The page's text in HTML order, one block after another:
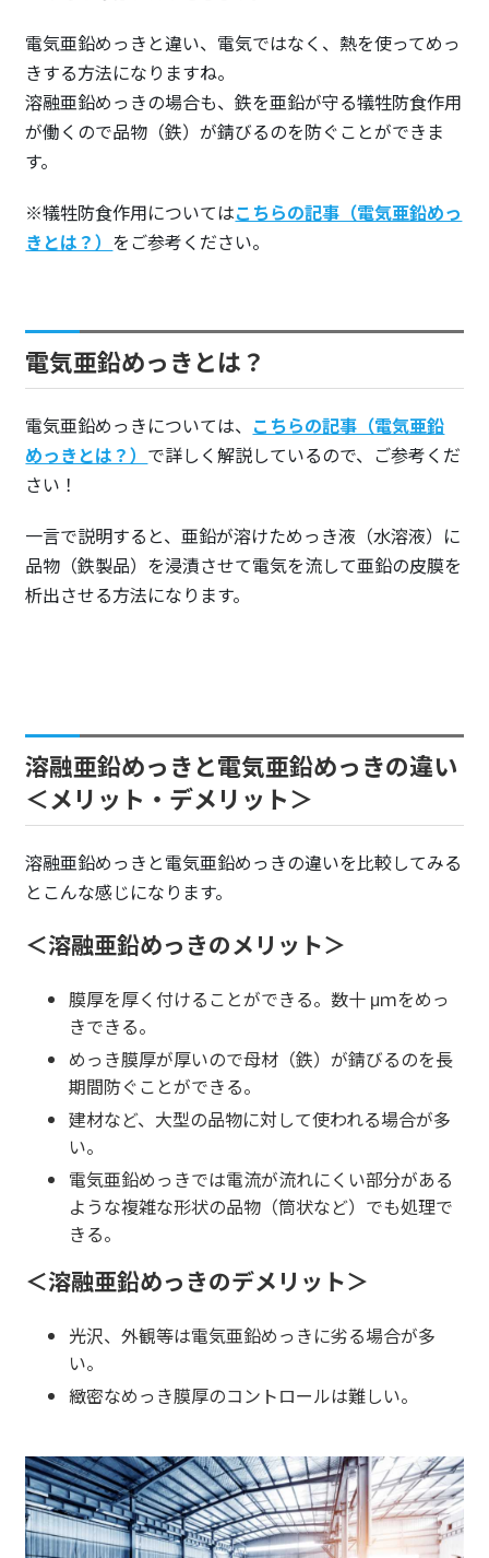
電気亜鉛めっきと違い、電気ではなく、熱を使ってめっ
きする方法になりますね。
溶融亜鉛めっきの場合も、鉄を亜鉛が守る犠牲防食作用
が働くので品物（鉄）が錆びるのを防ぐことができま
す。
※犠牲防食作用についてはこちらの記事（電気亜鉛めっ
きとは？） をご参考ください。
電気亜鉛めっきとは？
電気亜鉛めっきについては、 こちらの記事（電気亜鉛
めっきとは？） で詳しく解説しているので、ご参考くだ
さい！
一言で説明すると、亜鉛が溶けためっき液（水溶液）に
品物（鉄製品）を浸漬させて電気を流して亜鉛の皮膜を
析出させる方法になります。
溶融亜鉛めっきと電気亜鉛めっきの違い
＜メリット・デメリット＞
溶融亜鉛めっきと電気亜鉛めっきの違いを比較してみる
とこんな感じになります。
＜溶融亜鉛めっきのメリット＞
膜厚を厚く付けることができる。数十 μｍをめっ
きできる。
めっき膜厚が厚いので母材（鉄）が錆びるのを長
期間防ぐことができる。
建材など、大型の品物に対して使われる場合が多
い。
電気亜鉛めっきでは電流が流れにくい部分がある
ような複雑な形状の品物（筒状など）でも処理で
きる。
＜溶融亜鉛めっきのデメリット＞
光沢、外観等は電気亜鉛めっきに劣る場合が多
い。
緻密なめっき膜厚のコントロールは難しい。